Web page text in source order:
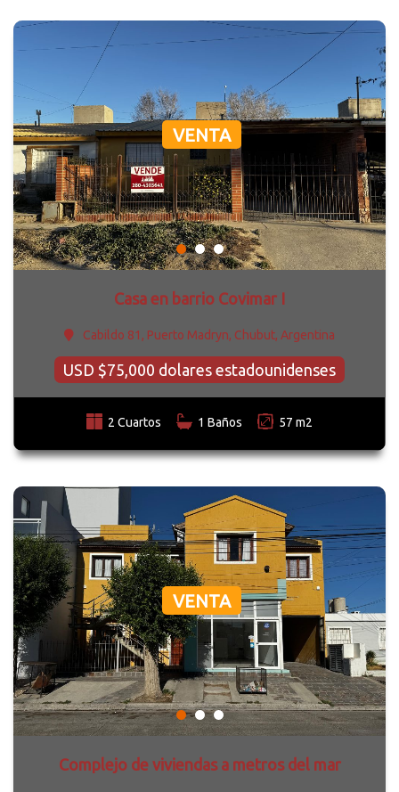
VENTA
Casa en barrio Covimar I
Cabildo 81, Puerto Madryn, Chubut, Argentina
USD $75,000 dolares estadounidenses
2 Cuartos 1 Baños 57 m2
VENTA
Complejo de viviendas a metros del mar